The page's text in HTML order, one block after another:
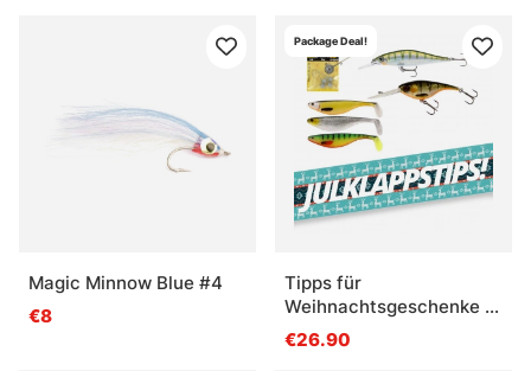
Magic Minnow Blue #4
€8
Package Deal!
Tipps für
Weihnachtsgeschenke -
Barsch II Deep
€26.90